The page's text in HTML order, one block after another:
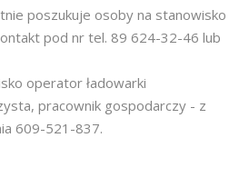
poszukuje osoby na stanowisko
pod nr tel. 89 624-32-46 lub
operator ładowarki
pracownik gospodarczy - z
609-521-837.